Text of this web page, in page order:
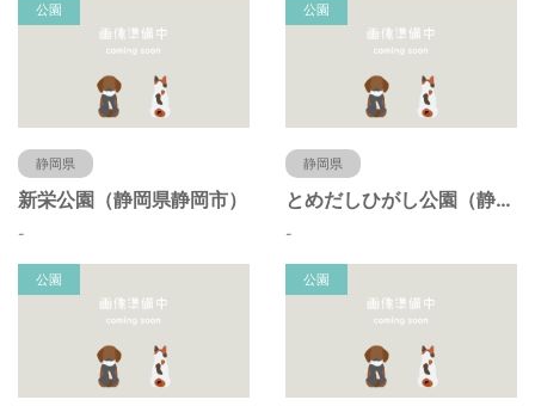
公園
静岡県
新栄公園（静岡県静岡市）
-
公園
静岡県
とめだしひがし公園（静岡県静岡市）
-
公園 公園